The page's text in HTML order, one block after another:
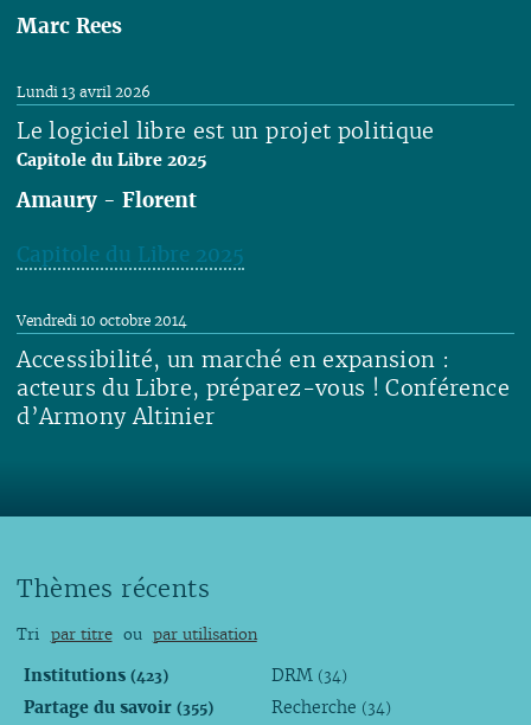
Marc Rees
Lire
Le logiciel libre est un projet politique
Capitole du Libre 2025
Lundi 13 avril 2026
Amaury -Florent
Capitole du Libre 2025
Lire
Accessibilité, un marché en expansion :
acteurs du Libre, préparez-vous ! Conférence
d’Armony Altinier
Vendredi 10 octobre 2014
Thèmes récents
Tri par titre ou par utilisation
Institutions (423)
Partage du savoir (355)
DRM (34)
Recherche (34)